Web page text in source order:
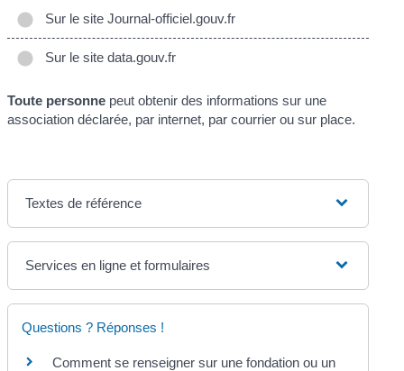
Sur le site Journal-officiel.gouv.fr
Sur le site data.gouv.fr
Toute personne peut obtenir des informations sur une
association déclarée, par internet, par courrier ou sur place.
Textes de référence
Services en ligne et formulaires
Questions ? Réponses !
Comment se renseigner sur une fondation ou un